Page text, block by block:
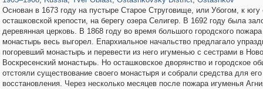
Основан в 1673 году на пустыре Старое Струговище, или Убогом, к югу
осташковской крепости, на берегу озера Селигер. В 1692 году была
деревянная церковь. В 1868 году во время большого городского пожара
монастырь весь выгорел. Епархиальное начальство предлагало
погоревший монастырь и перевести из него игуменью с сестрами в
Воскресенский монастырь. Но осташковское дворянство и городское
отстояли существование своего монастыря и собрали средства для его
восстановления. Через несколько месяцев после пожара игуменья